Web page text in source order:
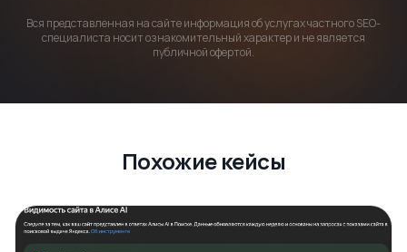
Вся представленная на сайте информация об услугах частного SEO-
специалиста носит ознакомительный характер и не является
публичной офертой.
Похожие кейсы